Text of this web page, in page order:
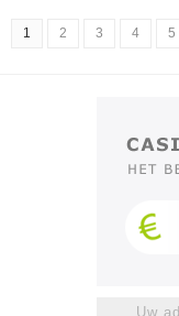
1 2 3 4 5
Uw